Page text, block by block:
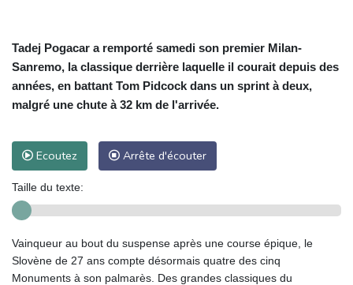
Tadej Pogacar a remporté samedi son premier Milan-
Sanremo, la classique derrière laquelle il courait depuis des
années, en battant Tom Pidcock dans un sprint à deux,
malgré une chute à 32 km de l'arrivée.
Ecoutez Arrête d'écouter
Taille du texte:
Vainqueur au bout du suspense après une course épique, le
Slovène de 27 ans compte désormais quatre des cinq
Monuments à son palmarès. Des grandes classiques du